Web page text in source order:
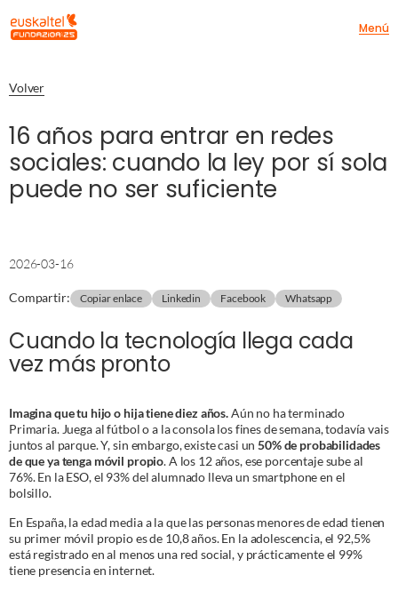
Menú
Volver
16 años para entrar en redes
sociales: cuando la ley por sí sola
puede no ser suficiente
2026-03-16
Compartir: Copiar enlace Linkedin Facebook Whatsapp
Cuando la tecnología llega cada
vez más pronto
Imagina que tu hijo o hija tiene diez años.Aún no ha terminado
Primaria. Juega al fútbol o a la consola los fines de semana, todavía vais
juntos al parque. Y, sin embargo, existe casi un50% de probabilidades
de que ya tenga móvil propio. A los 12 años, ese porcentaje sube al
76%. En la ESO, el 93% del alumnado lleva un smartphone en el
bolsillo.
En España, la edad media a la que las personas menores de edad tienen
su primer móvil propio es de 10,8 años. En la adolescencia, el 92,5%
está registrado en al menos una red social, y prácticamente el 99%
tiene presencia en internet.